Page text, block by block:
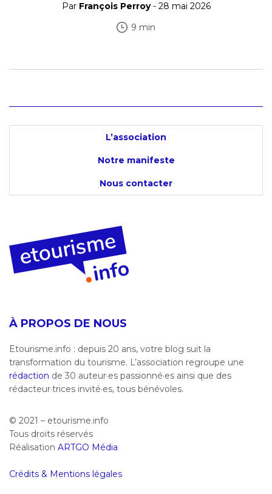
Par François Perroy- 28 mai 2026
9 min
L’association
Notre manifeste
Nous contacter
À PROPOS DE NOUS
Etourisme.info : depuis 20 ans, votre blog suit la
transformation du tourisme. L’association regroupe une
rédaction de 30 auteur·es passionné·es ainsi que des
rédacteur·trices invité·es, tous bénévoles.
© 2021 – etourisme.info
Tous droits réservés
Réalisation ARTGO Média
Crédits & Mentions légales